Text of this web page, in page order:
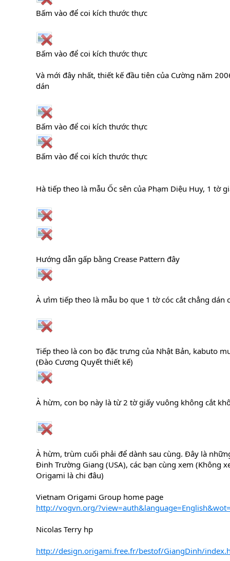
Bấm vào để coi kích thước thực
Bấm vào để coi kích thước thực
Và mới đây nhất, thiết kế đầu tiên của Cường năm
dán
Bấm vào để coi kích thước thực
Bấm vào để coi kích thước thực
Hà tiếp theo là mẫu Ốc sên của Phạm Diệu Huy, 1 tờ
Hướng dẫn gấp bằng Crease Pattern đây
À ưìm tiếp theo là mẫu bọ que 1 tờ cóc cắt chẳng dán
Tiếp theo là con bọ đặc trưng của Nhật Bản, kabuto
(Đào Cương Quyết thiết kế)
À hừm, con bọ này là từ 2 tờ giấy vuông không cắt
À hừm, trùm cuối phải để dành sau cùng. Đây là
Đinh Trường Giang (USA), các bạn cùng xem (Không
Origami là chi đâu)
Vietnam Origami Group home page
http://vogvn.org/
Nicolas Terry hp
http://design.origami.free.fr/bestof/GiangDinh/